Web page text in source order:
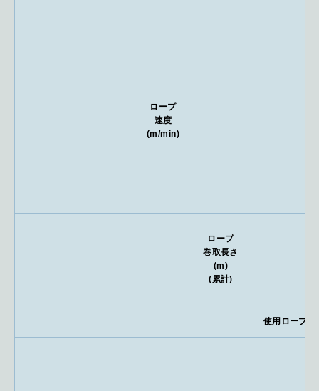
ロープ
速度
(m/min)
ロープ
巻取長さ
(m)
(累計)
使用ロープ径